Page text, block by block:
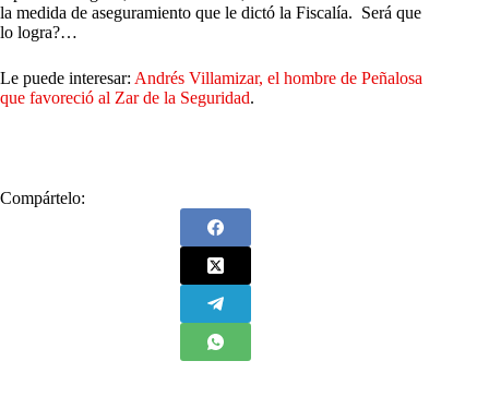
la medida de aseguramiento que le dictó la Fiscalía. Será que
lo logra?…
Le puede interesar: Andrés Villamizar, el hombre de Peñalosa
que favoreció al Zar de la Seguridad.
Compártelo: